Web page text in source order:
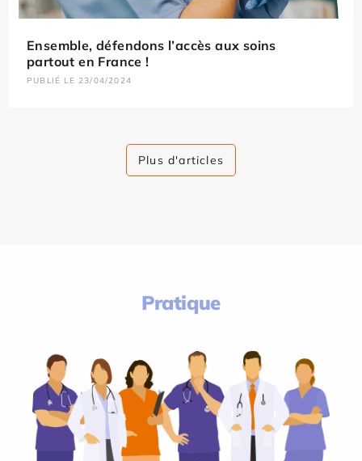
Ensemble, défendons l’accès aux soins
partout en France !
PUBLIÉ LE 23/04/2024
Plus d'articles
Pratique